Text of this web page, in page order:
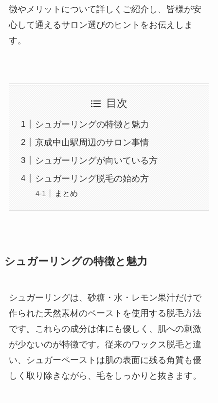
徴やメリットについて詳しくご紹介し、皆様が安
心して通えるサロン選びのヒントをお伝えしま
す。
目次
シュガーリングの特徴と魅力
京成中山駅周辺のサロン事情
シュガーリングが向いている方
シュガーリング脱毛の始め方
まとめ
シュガーリングの特徴と魅力
シュガーリングは、砂糖・水・レモン果汁だけで
作られた天然素材のペーストを使用する脱毛方法
です。これらの成分は体にも優しく、肌への刺激
が少ないのが特徴です。従来のワックス脱毛と違
い、シュガーペーストは肌の表面に残る角質も優
しく取り除きながら、毛をしっかりと抜きます。